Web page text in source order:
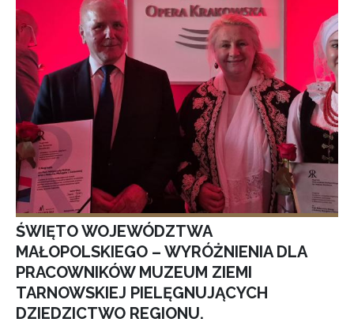
ŚWIĘTO WOJEWÓDZTWA
MAŁOPOLSKIEGO – WYRÓŻNIENIA DLA
PRACOWNIKÓW MUZEUM ZIEMI
TARNOWSKIEJ PIELĘGNUJĄCYCH
DZIEDZICTWO REGIONU.